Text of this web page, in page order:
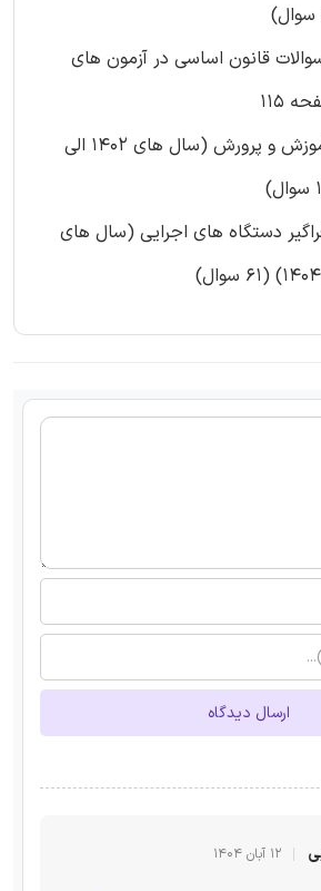
قانون اساسی در آزمون های
115
بخش 1: آموزش و پرورش (سال های 1402 الی
2: فراگیر دستگاه های اجرایی (سال های
ارسال دیدگاه
۱۲ آبان ۱۴۰۴